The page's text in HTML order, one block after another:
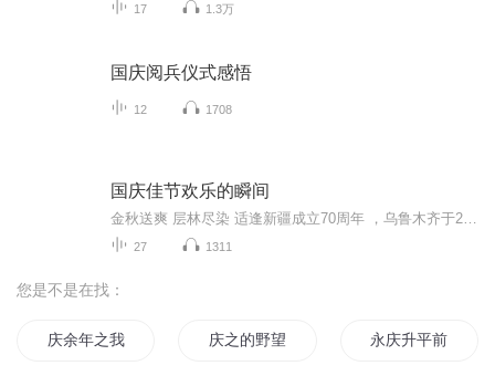
17 1.3万
国庆阅兵仪式感悟
12 1708
国庆佳节欢乐的瞬间
27 1311
您是不是在找：
庆余年之我叫王启年 庆之的野望 永庆升平前传